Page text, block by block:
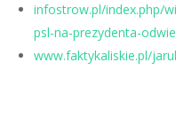
infostrow.pl/index.php/
psl-na-prezydenta-
www.faktykaliskie.pl/